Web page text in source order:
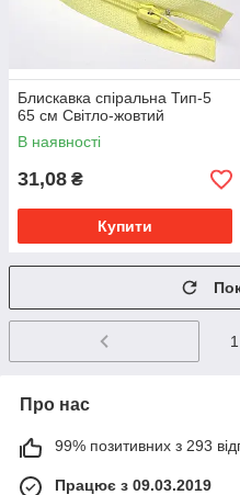
Блискавка спіральна Тип-5
65 см Світло-жовтий
В наявності
31,08 ₴
Купити
1
Про нас
99% позитивних з 293
Працює з 09.03.2019